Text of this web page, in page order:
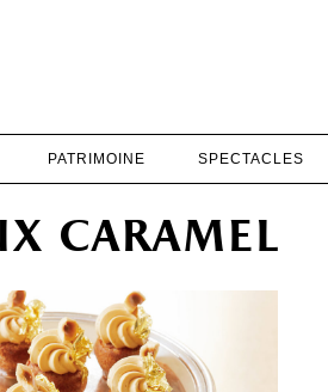
PATRIMOINE SPECTACLES
caramel